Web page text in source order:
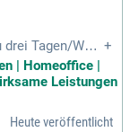
Tagen/Woc
mit fi
wie b
+
| Homeoffice |
Leistungen
Heute veröffentlicht